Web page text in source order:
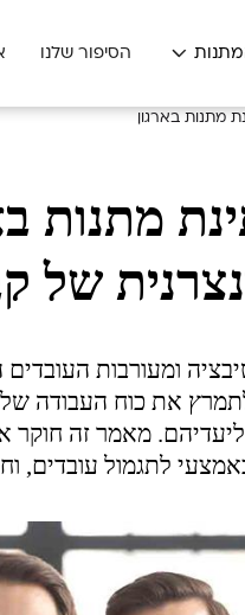
הסיפור שלנו
מתנות בארגון
מתנות
של
ומעורבות העובדים
לתמרץ את כוח העבודה
מאמר זה
לתגמול עובדים,